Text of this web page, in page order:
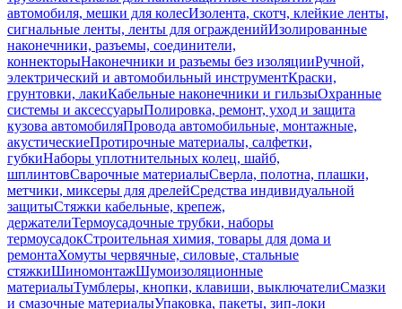
автомобиля, мешки для колесИзолента, скотч, клейкие ленты,
сигнальные ленты, ленты для огражденийИзолированные
наконечники, разъемы, соединители,
коннекторыНаконечники и разъемы без изоляцииРучной,
электрический и автомобильный инструментКраски,
грунтовки, лакиКабельные наконечники и гильзыОхранные
системы и аксессуарыПолировка, ремонт, уход и защита
кузова автомобиляПровода автомобильные, монтажные,
акустическиеПротирочные материалы, салфетки,
губкиНаборы уплотнительных колец, шайб,
шплинтовСварочные материалыСверла, полотна, плашки,
метчики, миксеры для дрелейСредства индивидуальной
защитыСтяжки кабельные, крепеж,
держателиТермоусадочные трубки, наборы
термоусадокСтроительная химия, товары для дома и
ремонтаХомуты червячные, силовые, стальные
стяжкиШиномонтажШумоизоляционные
материалыТумблеры, кнопки, клавиши, выключателиСмазки
и смазочные материалыУпаковка, пакеты, зип-локи